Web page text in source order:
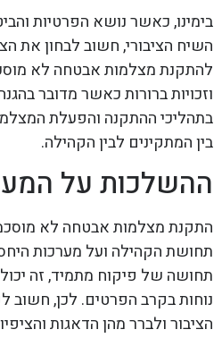
בימינו, כאשר נושא הפרטיות
השיח הציבורי, חשוב לבחון את
להתקנת מצלמות אבטחה לא
וזכויות ברורות כאשר מדובר
בתהליכי ההתקנה והפעלת
בין המתקינים לבין הקהילה.
ההשלכות על
התקנת מצלמות אבטחה לא
תחושת הקהילה ועל מערכות
תחושה של פיקוח מתמיד, זה
נוחות בקרב הפרטים. לכן, חשוב
הציבור ולברר מהן הדאגות